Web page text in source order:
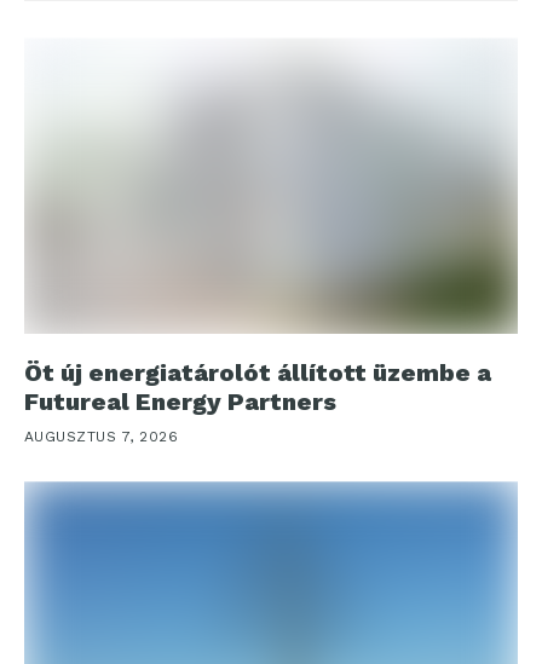
Öt új energiatárolót állított üzembe a
Futureal Energy Partners
AUGUSZTUS 7, 2026